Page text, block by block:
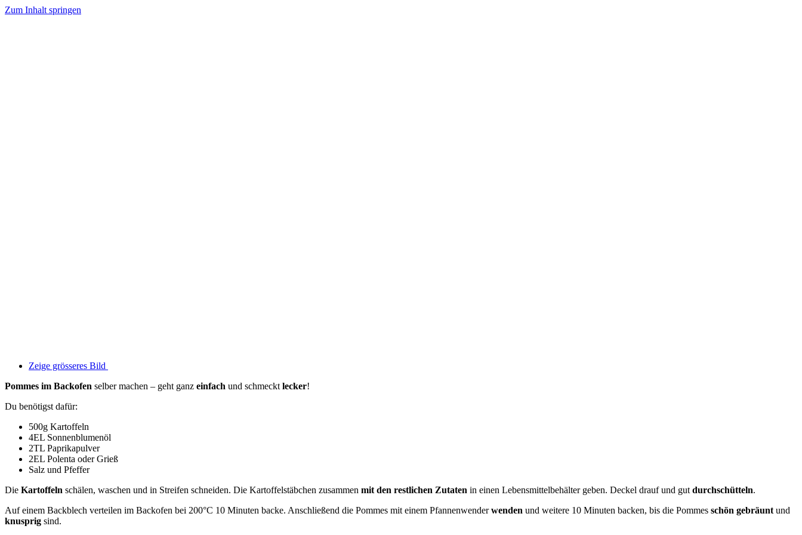
Zum Inhalt springen
Zeige grösseres Bild
Pommes im Backofen selber machen – geht ganz einfach und schmeckt lecker!
Du benötigst dafür:
500g Kartoffeln
4EL Sonnenblumenöl
2TL Paprikapulver
2EL Polenta oder Grieß
Salz und Pfeffer
Die Kartoffeln schälen, waschen und in Streifen schneiden. Die Kartoffelstäbchen zusammen mit den restlichen Zutaten in einen Lebensmittelbehälter geben. Deckel drauf und gut durchschütteln.
Auf einem Backblech verteilen im Backofen bei 200°C 10 Minuten backe. Anschließend die Pommes mit einem Pfannenwenderwenden und weitere 10 Minuten backen, bis die Pommes schön gebräunt und
knusprig sind.